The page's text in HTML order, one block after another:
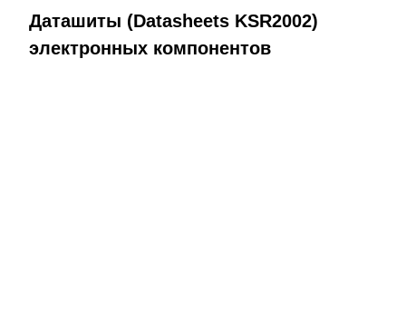
Даташиты (Datasheets KSR2002)
электронных компонентов